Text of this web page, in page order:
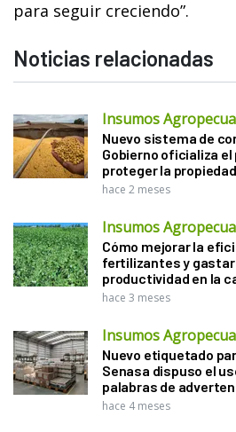
para seguir creciendo”.
Noticias relacionadas
Insumos
Nuevo sistema de
Gobierno oficializa
proteger la
hace 2 meses
Insumos
Cómo mejorar la
fertilizantes y
productividad en la
hace 3 meses
Insumos
Nuevo etiquetado
Senasa dispuso el
palabras de
hace 4 meses